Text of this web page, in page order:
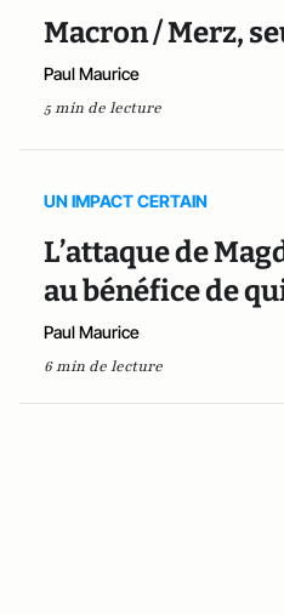
Macron / Merz,
Paul Maurice
5 min de lecture
UN IMPACT CERTAIN
L’attaque de
au bénéfice de
Paul Maurice
6 min de lecture